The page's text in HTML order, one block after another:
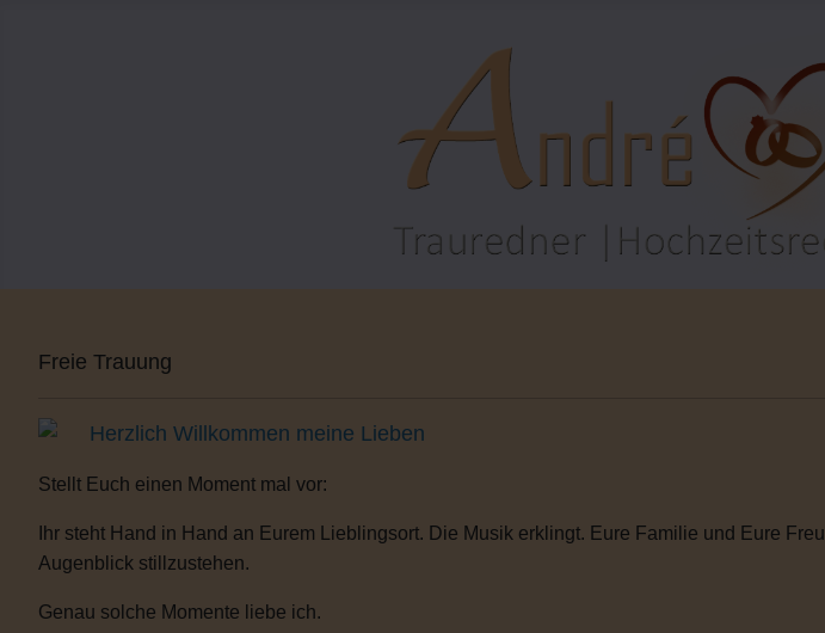
Freie Trauung
Herzlich Willkommen meine Lieben
Stellt Euch einen Moment mal vor:
Ihr steht Hand in Hand an Eurem Lieblingsort. Die Musik erklingt. Eure Familie und Eure
Augenblick stillzustehen.
Genau solche Momente liebe ich.